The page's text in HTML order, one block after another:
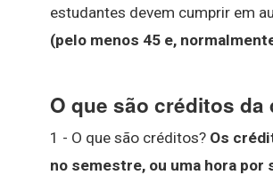
estudantes devem cumprir em
(pelo menos 45 e,
O que são créditos
1 - O que são créditos? Os
no semestre, ou uma hora por